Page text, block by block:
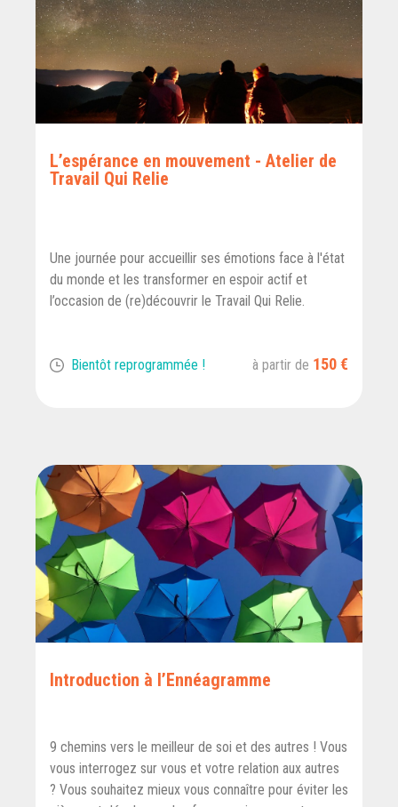
L’espérance en mouvement - Atelier de
Travail Qui Relie
Une journée pour accueillir ses émotions face à l'état
du monde et les transformer en espoir actif et
l’occasion de (re)découvrir le Travail Qui Relie.
Bientôt reprogrammée ! à partir de 150 €
Introduction à l’Ennéagramme
9 chemins vers le meilleur de soi et des autres ! Vous
vous interrogez sur vous et votre relation aux autres
? Vous souhaitez mieux vous connaître pour éviter les